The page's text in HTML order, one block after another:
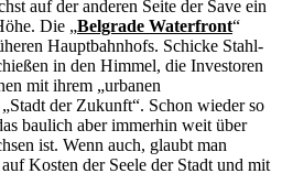
auf der anderen Seite der Save ein
Die „Belgrade Waterfront“
Hauptbahnhofs. Schicke Stahl-
in den Himmel, die Investoren
mit ihrem „urbanen
der Zukunft“. Schon wieder so
baulich aber immerhin weit über
ist. Wenn auch, glaubt man
Kosten der Seele der Stadt und mit